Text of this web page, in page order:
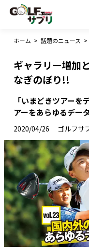
ホーム > 話題のニュース >
ギャラリー増加
なぎのぼり!!
「いまどきツアー
アーをあらゆるデー
2020/04/26 ゴルフサ